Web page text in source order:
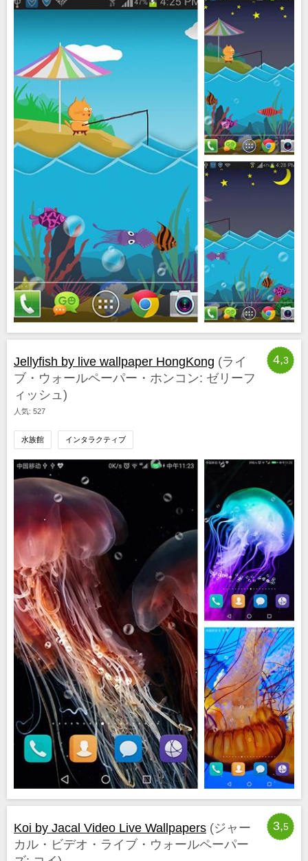
4,3
Jellyfish by live wallpaper HongKong (ライ
ブ・ウォールペーパー・ホンコン: ゼリーフ
ィッシュ)
人気: 527
水族館 インタラクティブ
3,5
Koi by Jacal Video Live Wallpapers (ジャー
カル・ビデオ・ライブ・ウォールペーパー